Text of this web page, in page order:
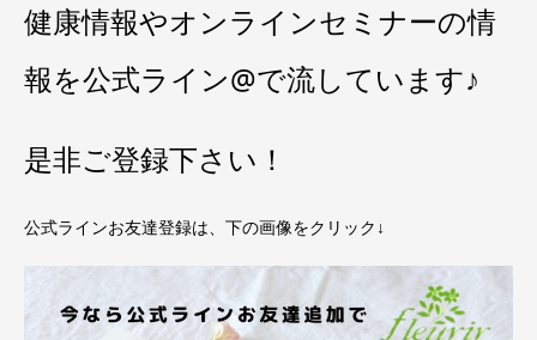
健康情報やオンラインセミナーの情
報を公式ライン@で流しています♪
是非ご登録下さい！
公式ラインお友達登録は、下の画像をクリック↓